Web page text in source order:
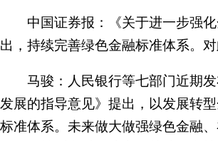
中国证券报：《关于进一步强化
出，持续完善绿色金融标准体系。
马骏：人民银行等七部门近期发
发展的指导意见》提出，以发展转
标准体系。未来做大做强绿色金融